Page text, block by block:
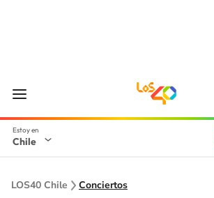
Chile
LOS40 Chile Conciertos